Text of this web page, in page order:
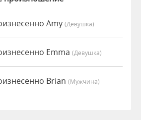
Amy (девушка)
Emma (девушка)
Brian (мужчина)